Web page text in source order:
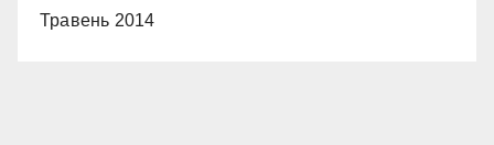
Травень 2014